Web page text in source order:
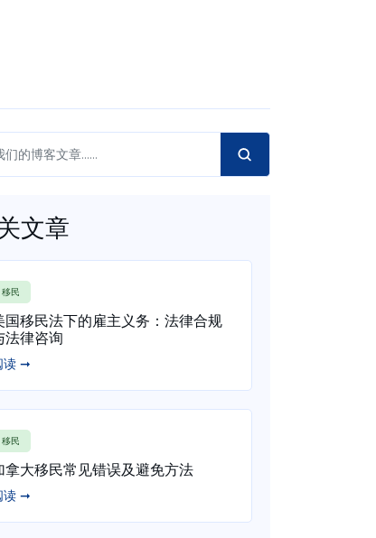
文章
移民
国移民法下的雇主义务：法律合规
法律咨询
读 ➞
移民
拿大移民常见错误及避免方法
读 ➞